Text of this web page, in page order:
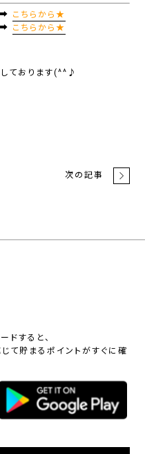
➡ こちらから★
➡ こちらから★
ております(^^♪
次の記事
ドすると、
て貯まるポイントがすぐに確